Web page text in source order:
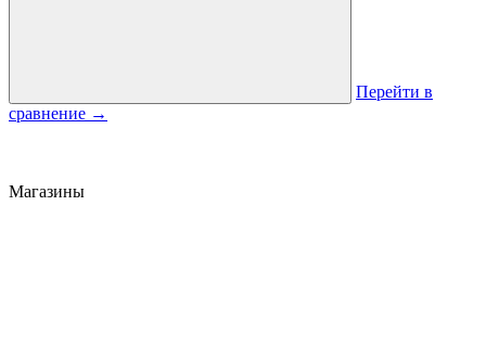
Перейти в
сравнение →
Магазины